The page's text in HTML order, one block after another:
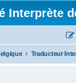
Interprète